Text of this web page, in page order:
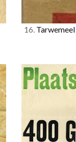
16.Tarwemeel